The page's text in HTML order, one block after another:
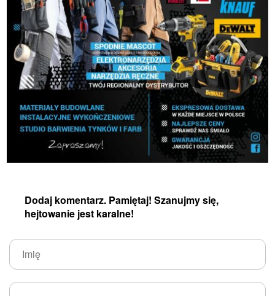
Dodaj komentarz. Pamiętaj! Szanujmy się,
hejtowanie jest karalne!